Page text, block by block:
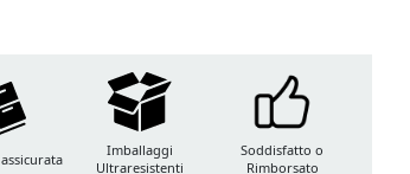
Imballaggi
Ultraresistenti
Soddisfatto o
Rimborsato